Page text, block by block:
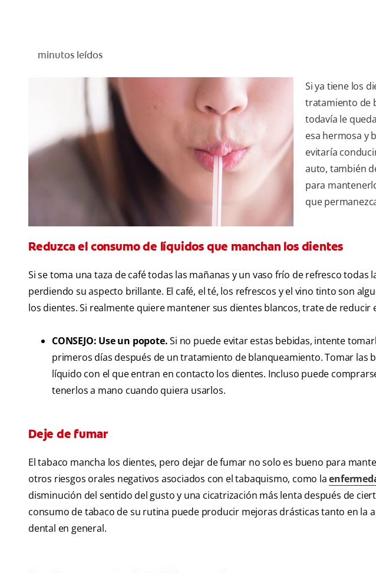
minutos leídos
Si ya tiene los
tratamiento de
todavía le
esa hermosa y
evitaría
auto, también
para
que
Reduzca el consumo de líquidos que manchan los dientes
Si se toma una taza de café todas las mañanas y un vaso frío de refresco
perdiendo su aspecto brillante. El café, el té, los refrescos y el vino tinto son
los dientes. Si realmente quiere mantener sus dientes blancos, trate de reducir
CONSEJO: Use un popote.Si no puede evitar estas bebidas, intente
primeros días después de un tratamiento de blanqueamiento. Tomar las
líquido con el que entran en contacto los dientes. Incluso puede
tenerlos a mano cuando quiera usarlos.
Deje de fumar
El tabaco mancha los dientes, pero dejar de fumar no solo es bueno para
otros riesgos orales negativos asociados con el tabaquismo, como la
disminución del sentido del gusto y una cicatrización más lenta después de
consumo de tabaco de su rutina puede producir mejoras drásticas tanto en la
dental en general.